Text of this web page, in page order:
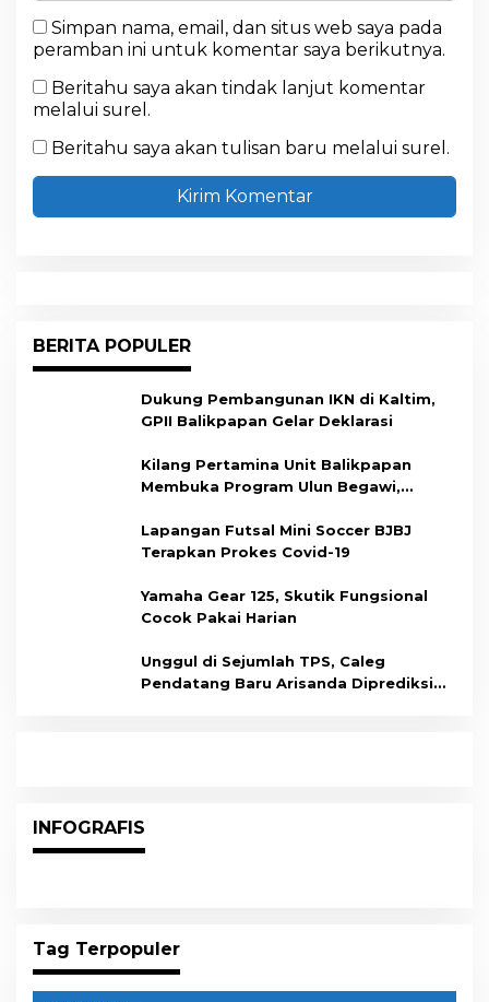
Simpan nama, email, dan situs web saya pada
peramban ini untuk komentar saya berikutnya.
Beritahu saya akan tindak lanjut komentar
melalui surel.
Beritahu saya akan tulisan baru melalui surel.
BERITA POPULER
Dukung Pembangunan IKN di Kaltim,
GPII Balikpapan Gelar Deklarasi
Kilang Pertamina Unit Balikpapan
Membuka Program Ulun Begawi,
Lapangan Futsal Mini Soccer BJBJ
Terapkan Prokes Covid-19
Yamaha Gear 125, Skutik Fungsional
Cocok Pakai Harian
Unggul di Sejumlah TPS, Caleg
Pendatang Baru Arisanda Diprediksi
INFOGRAFIS
Tag Terpopuler